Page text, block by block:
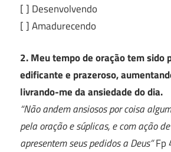
[ ] Desenvolvendo
[ ] Amadurecendo
2. Meu tempo de oração tem sido
edificante e prazeroso,
livrando-me da ansiedade do dia.
“Não andem ansiosos por coisa
pela oração e súplicas, e com ação
apresentem seus pedidos a Deus”Fp